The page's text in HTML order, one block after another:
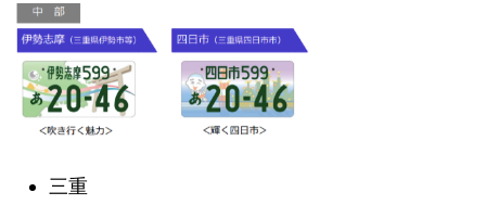
三重